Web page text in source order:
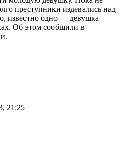
преступники издевались над
известно одно — девушка
Об этом сообщили в
21:25